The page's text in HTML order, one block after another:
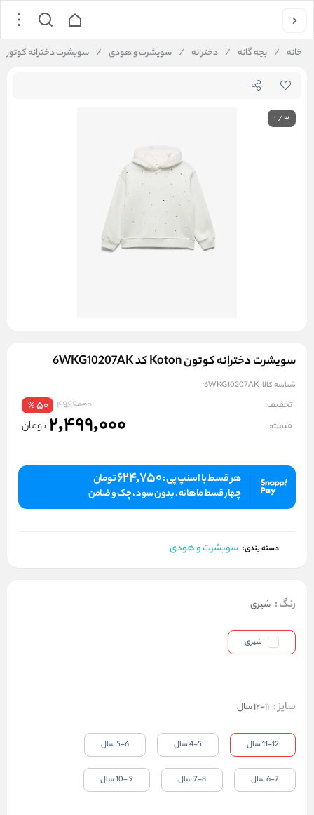
خانه / بچه گانه / دخترانه / سویشرت و هودی / سویشرت دخترانه کوتون Koton کد 6WKG10207AK
1/3
سویشرت دخترانه کوتون Koton کد 6WKG10207AK
شناسه کالا:6WKG10207AK
تخفیف: 4999000
50
%
قیمت: 2,499,000 تومان
هر قسط با اسنپ پی :624,750تومان
چهار قسط ماهانه . بدون سود ، چک و ضامن
دسته بندی: سویشرت و هودی
رنگ: شیری
شیری
سایز: 11-12 سال
11-12 سال 4-5 سال 5-6 سال
6-7 سال 7-8 سال 9 -10 سال